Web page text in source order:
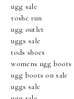
ugg sale
roshe run
ugg outlet
uggs sale
tods shoes
womens ugg boots
ugg boots on sale
uggs sale